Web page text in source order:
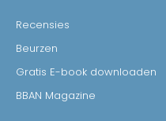
Recensies
Beurzen
Gratis E-book downloaden
BBAN Magazine